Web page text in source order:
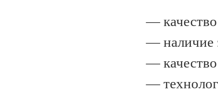
— качество
— наличие
—
—